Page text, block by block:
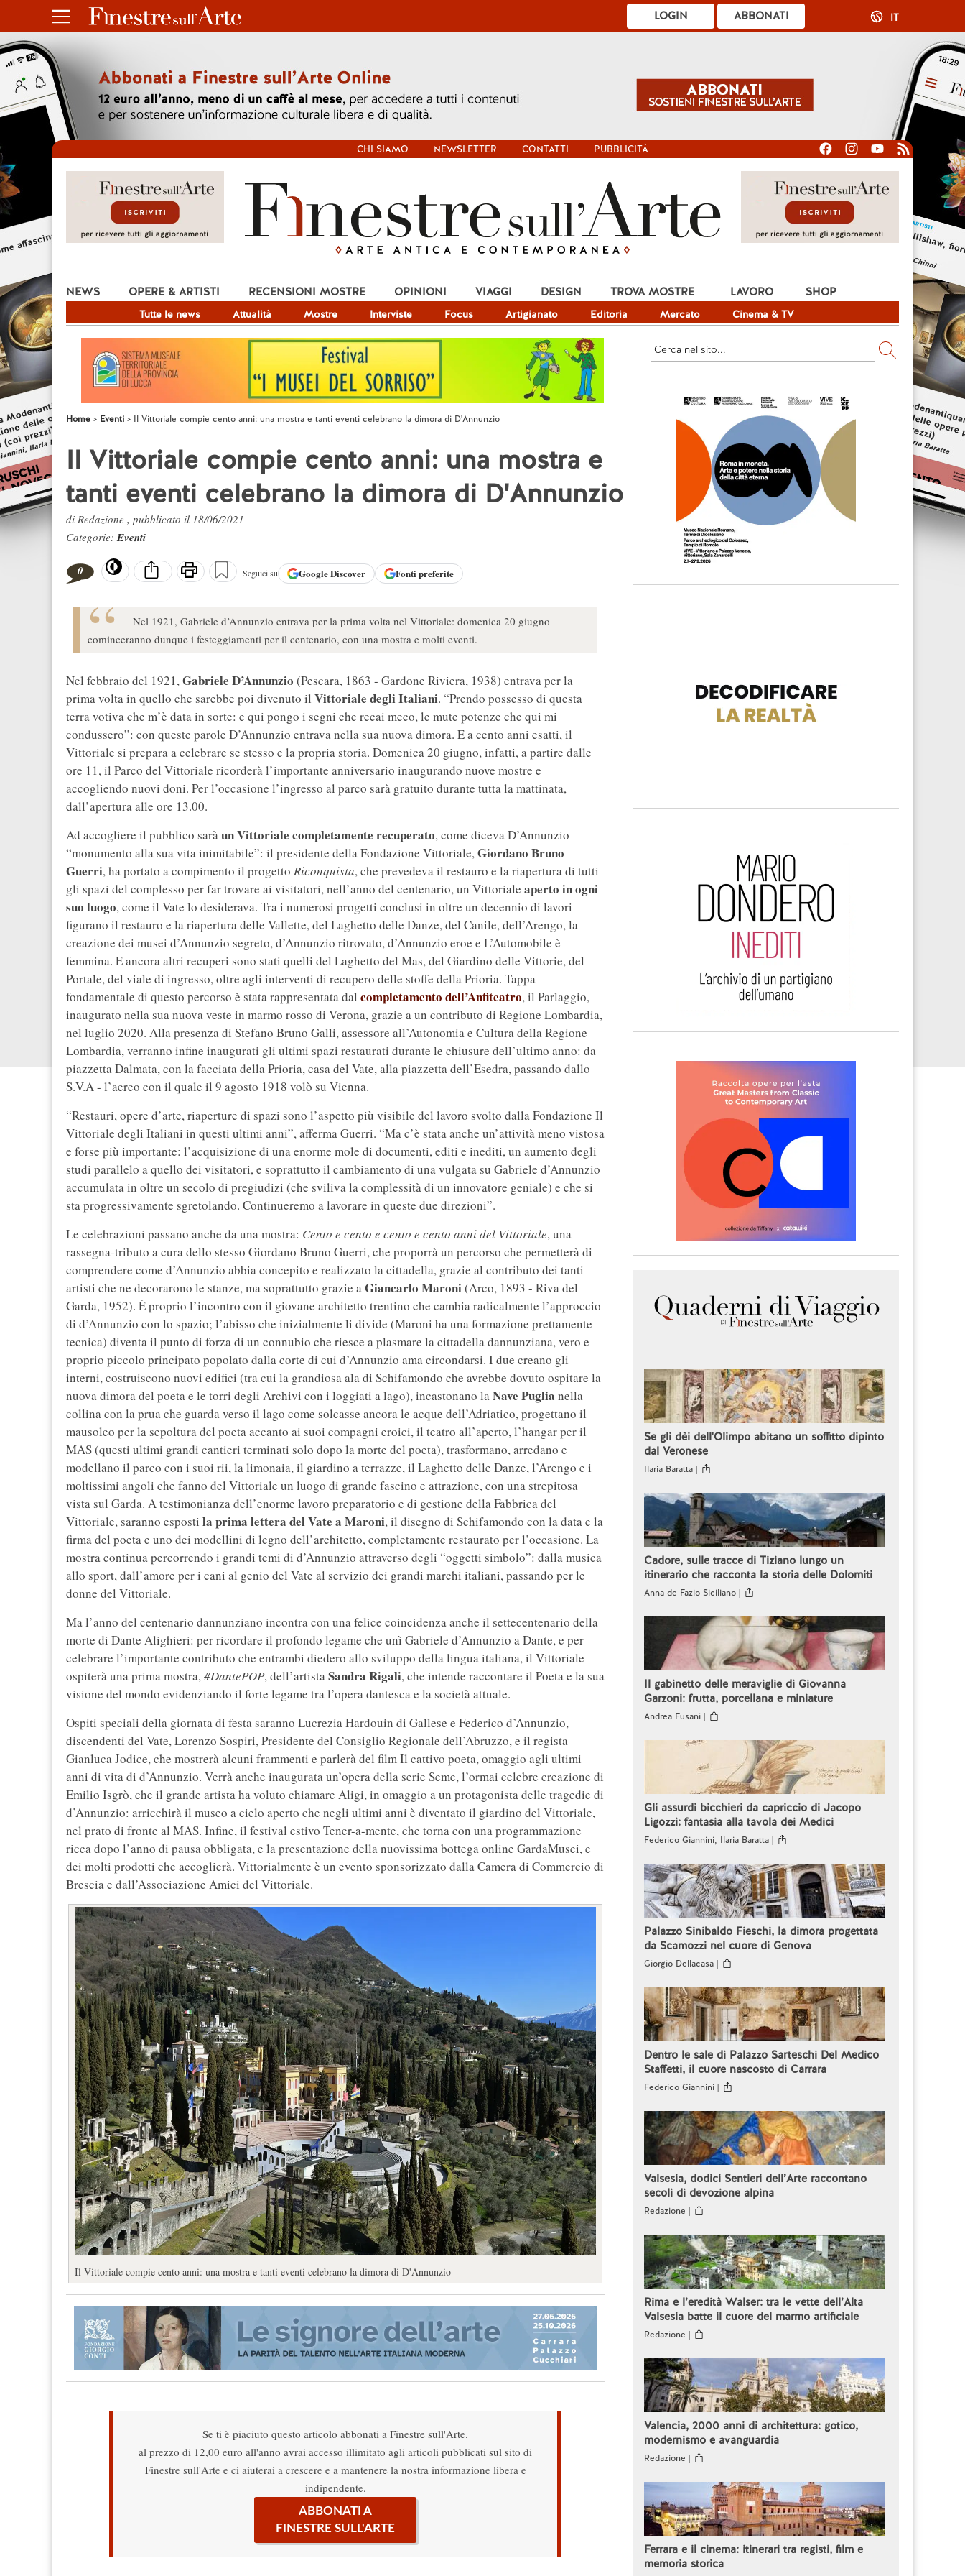
ABBONATI
LOGIN IT
CHI SIAMO NEWSLETTER CONTATTI PUBBLICITÀ
NEWS
Tutte le news Attualità Mostre Interviste Focus Artigianato Editoria Mercato Cinema & TV
OPERE & ARTISTI RECENSIONI MOSTRE OPINIONI VIAGGI DESIGN TROVA MOSTRE LAVORO SHOP
Home Eventi Il Vittoriale compie cento anni: una mostra e tanti eventi celebrano la dimora di D'Annunzio
Il Vittoriale compie cento anni: una mostra e
tanti eventi celebrano la dimora di D'Annunzio
di Redazione , pubblicato il 18/06/2021
Categorie:Eventi
0 Seguici su GoogleDiscover Fonti preferite
Nel 1921, Gabriele d’Annunzio entrava per la prima volta nel Vittoriale: domenica 20 giugno
cominceranno dunque i festeggiamenti per il centenario, con una mostra e molti eventi.
Nel febbraio del 1921,Gabriele D’Annunzio (Pescara, 1863 - Gardone Riviera, 1938) entrava per la
prima volta in quello che sarebbe poi divenuto il Vittoriale degli Italiani. “Prendo possesso di questa
terra votiva che m’è data in sorte: e qui pongo i segni che recai meco, le mute potenze che qui mi
condussero”: con queste parole D’Annunzio entrava nella sua nuova dimora. E a cento anni esatti, il
Vittoriale si prepara a celebrare se stesso e la propria storia. Domenica 20 giugno, infatti, a partire dalle
ore 11, il Parco del Vittoriale ricorderà l’importante anniversario inaugurando nuove mostre e
accogliendo nuovi doni. Per l’occasione l’ingresso al parco sarà gratuito durante tutta la mattinata,
dall’apertura alle ore 13.00.
Ad accogliere il pubblico saràun Vittoriale completamente recuperato, come diceva D’Annunzio
“monumento alla sua vita inimitabile”: il presidente della Fondazione Vittoriale,Giordano Bruno
Guerri, ha portato a compimento il progetto Riconquista, che prevedeva il restauro e la riapertura di tutti
gli spazi del complesso per far trovare ai visitatori, nell’anno del centenario, un Vittoriale aperto in ogni
suo luogo, come il Vate lo desiderava. Tra i numerosi progetti conclusi in oltre un decennio di lavori
figurano il restauro e la riapertura delle Vallette, del Laghetto delle Danze, del Canile, dell’Arengo, la
creazione dei musei d’Annunzio segreto, d’Annunzio ritrovato, d’Annunzio eroe e L’Automobile è
femmina. E ancora altri recuperi sono stati quelli del Laghetto del Mas, del Giardino delle Vittorie, del
Portale, del viale di ingresso, oltre agli interventi di recupero delle stoffe della Prioria. Tappa
fondamentale di questo percorso è stata rappresentata dal completamento dell’Anfiteatro, il Parlaggio,
inaugurato nella sua nuova veste in marmo rosso di Verona, grazie a un contributo di Regione Lombardia,
nel luglio 2020. Alla presenza di Stefano Bruno Galli, assessore all’Autonomia e Cultura della Regione
Lombardia, verranno infine inaugurati gli ultimi spazi restaurati durante le chiusure dell’ultimo anno: da
piazzetta Dalmata, con la facciata della Prioria, casa del Vate, alla piazzetta dell’Esedra, passando dallo
S.V.A - l’aereo con il quale il 9 agosto 1918 volò su Vienna.
“Restauri, opere d’arte, riaperture di spazi sono l’aspetto più visibile del lavoro svolto dalla Fondazione Il
Vittoriale degli Italiani in questi ultimi anni”, afferma Guerri. “Ma c’è stata anche un’attività meno vistosa
e forse più importante: l’acquisizione di una enorme mole di documenti, editi e inediti, un aumento degli
studi parallelo a quello dei visitatori, e soprattutto il cambiamento di una vulgata su Gabriele d’Annunzio
accumulata in oltre un secolo di pregiudizi (che sviliva la complessità di un innovatore geniale) e che si
sta progressivamente sgretolando. Continueremo a lavorare in queste due direzioni”.
Le celebrazioni passano anche da una mostra: Cento e cento e cento e cento anni del Vittoriale, una
rassegna-tributo a cura dello stesso Giordano Bruno Guerri, che proporrà un percorso che permetterà di
comprendere come d’Annunzio abbia concepito e realizzato la cittadella, grazie al contributo dei tanti
artisti che ne decorarono le stanze, ma soprattutto grazie aGiancarlo Maroni(Arco, 1893 - Riva del
Garda, 1952). È proprio l’incontro con il giovane architetto trentino che cambia radicalmente l’approccio
di d’Annunzio con lo spazio; l’abisso che inizialmente li divide (Maroni ha una formazione prettamente
tecnica) diventa il punto di forza di un connubio che riesce a plasmare la cittadella dannunziana, vero e
proprio piccolo principato popolato dalla corte di cui d’Annunzio ama circondarsi. I due creano gli
interni, costruiscono nuovi edifici (tra cui la grandiosa ala di Schifamondo che avrebbe dovuto ospitare la
nuova dimora del poeta e le torri degli Archivi con i loggiati a lago), incastonano laNave Puglia nella
collina con la prua che guarda verso il lago come solcasse ancora le acque dell’Adriatico, progettano il
mausoleo per la sepoltura del poeta accanto ai suoi compagni eroici, il teatro all’aperto, l’hangar per il
MAS (questi ultimi grandi cantieri terminati solo dopo la morte del poeta), trasformano, arredano e
modellano il parco con i suoi rii, la limonaia, il giardino a terrazze, il Laghetto delle Danze, l’Arengo e i
moltissimi angoli che fanno del Vittoriale un luogo di grande fascino e attrazione, con una strepitosa
vista sul Garda. A testimonianza dell’enorme lavoro preparatorio e di gestione della Fabbrica del
Vittoriale, saranno esposti la prima lettera del Vate a Maroni, il disegno di Schifamondo con la data e la
firma del poeta e uno dei modellini di legno dell’architetto, completamente restaurato per l’occasione. La
mostra continua percorrendo i grandi temi di d’Annunzio attraverso degli “oggetti simbolo”: dalla musica
allo sport, dall’amore per i cani al genio del Vate al servizio dei grandi marchi italiani, passando per le
donne del Vittoriale.
Ma l’anno del centenario dannunziano incontra con una felice coincidenza anche il settecentenario della
morte di Dante Alighieri: per ricordare il profondo legame che unì Gabriele d’Annunzio a Dante, e per
celebrare l’importante contributo che entrambi diedero allo sviluppo della lingua italiana, il Vittoriale
ospiterà una prima mostra,#DantePOP, dell’artistaSandra Rigali, che intende raccontare il Poeta e la sua
visione del mondo evidenziando il forte legame tra l’opera dantesca e la società attuale.
Ospiti speciali della giornata di festa saranno Lucrezia Hardouin di Gallese e Federico d’Annunzio,
discendenti del Vate, Lorenzo Sospiri, Presidente del Consiglio Regionale dell’Abruzzo, e il regista
Gianluca Jodice, che mostrerà alcuni frammenti e parlerà del film Il cattivo poeta, omaggio agli ultimi
anni di vita di d’Annunzio. Verrà anche inaugurata un’opera della serie Seme, l’ormai celebre creazione di
Emilio Isgrò, che il grande artista ha voluto chiamare Aligi, in omaggio a un protagonista delle tragedie di
d’Annunzio: arricchirà il museo a cielo aperto che negli ultimi anni è diventato il giardino del Vittoriale,
nel prato di fronte al MAS. Infine, il festival estivo Tener-a-mente, che torna con una programmazione
ricca dopo l’anno di pausa obbligata, e la presentazione della nuovissima bottega online GardaMusei, e
dei molti prodotti che accoglierà. Vittorialmente è un evento sponsorizzato dalla Camera di Commercio di
Brescia e dall’Associazione Amici del Vittoriale.
Il Vittoriale compie cento anni: una mostra e tanti eventi celebrano la dimora di D'Annunzio
Se ti è piaciuto questo articolo abbonati a Finestre sull'Arte.
al prezzo di 12,00 euro all'anno avrai accesso illimitato agli articoli pubblicati sul sito di
Finestre sull'Arte e ci aiuterai a crescere e a mantenere la nostra informazione libera e
indipendente.
ABBONATI A
FINESTRE SULL'ARTE
Se gli dèi dell'Olimpo abitano un soffitto dipinto
dal Veronese
Ilaria Baratta |
Cadore, sulle tracce di Tiziano lungo un
itinerario che racconta la storia delle Dolomiti
Anna de Fazio Siciliano |
Il gabinetto delle meraviglie di Giovanna
Garzoni: frutta, porcellana e miniature
Andrea Fusani |
Gli assurdi bicchieri da capriccio di Jacopo
Ligozzi: fantasia alla tavola dei Medici
Federico Giannini, Ilaria Baratta |
Palazzo Sinibaldo Fieschi, la dimora progettata
da Scamozzi nel cuore di Genova
Giorgio Dellacasa |
Dentro le sale di Palazzo Sarteschi Del Medico
Staffetti, il cuore nascosto di Carrara
Federico Giannini |
Valsesia, dodici Sentieri dell’Arte raccontano
secoli di devozione alpina
Redazione |
Rima e l’eredità Walser: tra le vette dell’Alta
Valsesia batte il cuore del marmo artificiale
Redazione |
Valencia, 2000 anni di architettura: gotico,
modernismo e avanguardia
Redazione |
Ferrara e il cinema: itinerari tra registi, film e
memoria storica